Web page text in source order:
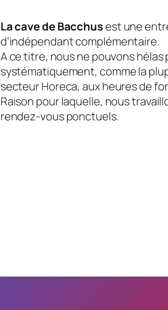
La cave de Bacchus est une
d’indépendant complémentaire.
A ce titre, nous ne pouvons hélas
systématiquement, comme la
secteur Horeca, aux heures de
Raison pour laquelle, nous
rendez-vous ponctuels.